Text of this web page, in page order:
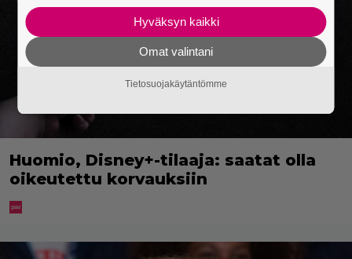
Huomio, Disney+-tilaaja: saatat olla
oikeutettu korvauksiin
Hyväksyn kaikki
Omat valintani
Tietosuojakäytäntömme